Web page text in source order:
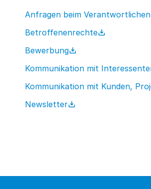
Anfragen beim Verantwortlichen
Betroffenenrechte
Bewerbung
Kommunikation mit
Kommunikation mit Kunden,
Newsletter